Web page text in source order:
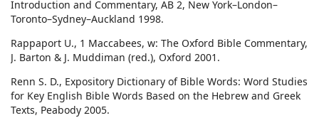
Introduction and Commentary, AB 2, New York–London–
Toronto–Sydney–Auckland 1998.
Rappaport U., 1 Maccabees, w: The Oxford Bible Commentary,
J. Barton & J. Muddiman (red.), Oxford 2001.
Renn S. D., Expository Dictionary of Bible Words: Word Studies
for Key English Bible Words Based on the Hebrew and Greek
Texts, Peabody 2005.